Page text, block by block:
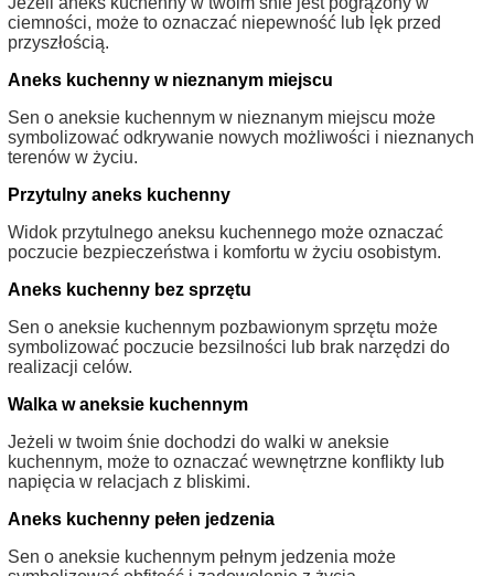
ciemności, może to oznaczać niepewność lub lęk przed
przyszłością.
Aneks kuchenny w nieznanym miejscu
Sen o aneksie kuchennym w nieznanym miejscu może
symbolizować odkrywanie nowych możliwości i nieznanych
terenów w życiu.
Przytulny aneks kuchenny
Widok przytulnego aneksu kuchennego może oznaczać
poczucie bezpieczeństwa i komfortu w życiu osobistym.
Aneks kuchenny bez sprzętu
Sen o aneksie kuchennym pozbawionym sprzętu może
symbolizować poczucie bezsilności lub brak narzędzi do
realizacji celów.
Walka w aneksie kuchennym
Jeżeli w twoim śnie dochodzi do walki w aneksie
kuchennym, może to oznaczać wewnętrzne konflikty lub
napięcia w relacjach z bliskimi.
Aneks kuchenny pełen jedzenia
Sen o aneksie kuchennym pełnym jedzenia może